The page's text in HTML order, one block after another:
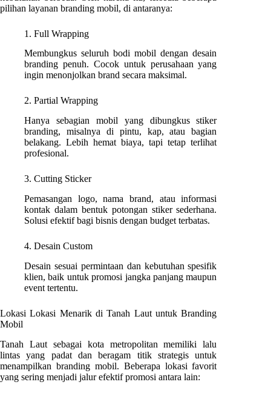
pilihan layanan branding mobil, di antaranya:
1. Full Wrapping
Membungkus seluruh bodi mobil dengan desain
branding penuh. Cocok untuk perusahaan yang
ingin menonjolkan brand secara maksimal.
2. Partial Wrapping
Hanya sebagian mobil yang dibungkus stiker
branding, misalnya di pintu, kap, atau bagian
belakang. Lebih hemat biaya, tapi tetap terlihat
profesional.
3. Cutting Sticker
Pemasangan logo, nama brand, atau informasi
kontak dalam bentuk potongan stiker sederhana.
Solusi efektif bagi bisnis dengan budget terbatas.
4. Desain Custom
Desain sesuai permintaan dan kebutuhan spesifik
klien, baik untuk promosi jangka panjang maupun
event tertentu.
Lokasi Lokasi Menarik di Tanah Laut untuk Branding
Mobil
Tanah Laut sebagai kota metropolitan memiliki lalu
lintas yang padat dan beragam titik strategis untuk
menampilkan branding mobil. Beberapa lokasi favorit
yang sering menjadi jalur efektif promosi antara lain: